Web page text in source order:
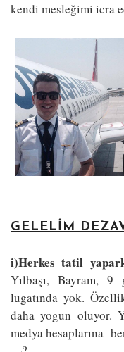
kendi mesleğimi icra
GELELIM
i)Herkes tatil
Yılbaşı, Bayram,
lugatında yok.
daha yogun oluyor.
medya hesaplarına